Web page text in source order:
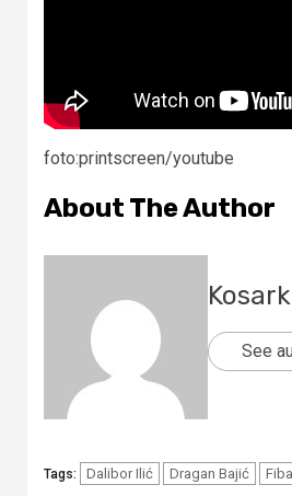
foto:printscreen/youtube
About The Author
See
Tags: Dalibor Ilić Dragan Bajić